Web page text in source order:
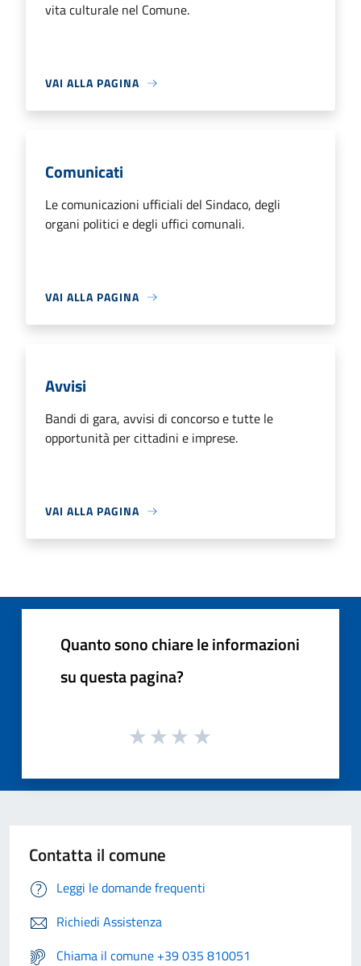
vita culturale nel Comune.
VAI ALLA PAGINA
Comunicati
Le comunicazioni ufficiali del Sindaco, degli
organi politici e degli uffici comunali.
VAI ALLA PAGINA
Avvisi
Bandi di gara, avvisi di concorso e tutte le
opportunità per cittadini e imprese.
VAI ALLA PAGINA
Quanto sono chiare le informazioni
su questa pagina?
Contatta il comune
Leggi le domande frequenti
Richiedi Assistenza
Chiama il comune +39 035 810051